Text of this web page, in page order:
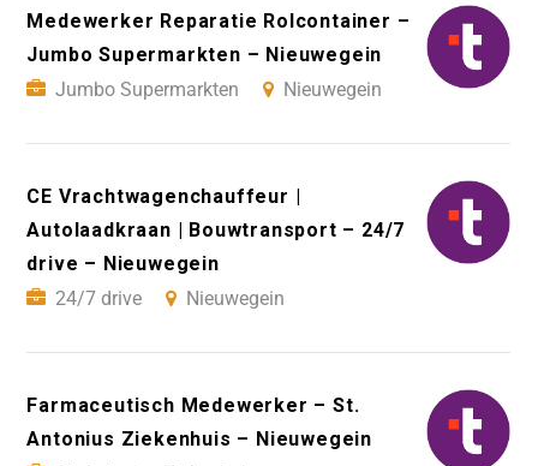
Medewerker Reparatie Rolcontainer –
Jumbo Supermarkten – Nieuwegein
Jumbo Supermarkten
Nieuwegein
CE Vrachtwagenchauffeur |
Autolaadkraan | Bouwtransport – 24/7
drive – Nieuwegein
24/7 drive
Nieuwegein
Farmaceutisch Medewerker – St.
Antonius Ziekenhuis – Nieuwegein